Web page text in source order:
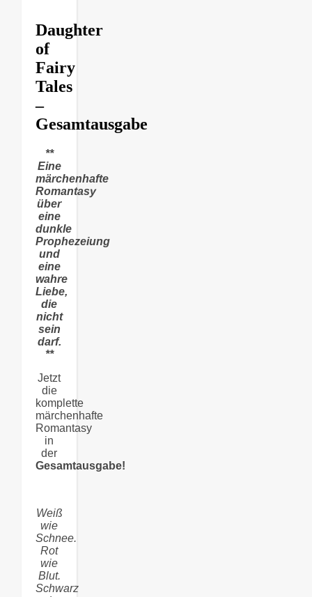
Daughter
of
Fairy
Tales
–
Gesamtausgabe
**
Eine
märchenhafte
Romantasy
über
eine
dunkle
Prophezeiung
und
eine
wahre
Liebe,
die
nicht
sein
darf.
**
Jetzt
die
komplette
märchenhafte
Romantasy
in
der
Gesamtausgabe!
Weiß
wie
Schnee.
Rot
wie
Blut.
Schwarz